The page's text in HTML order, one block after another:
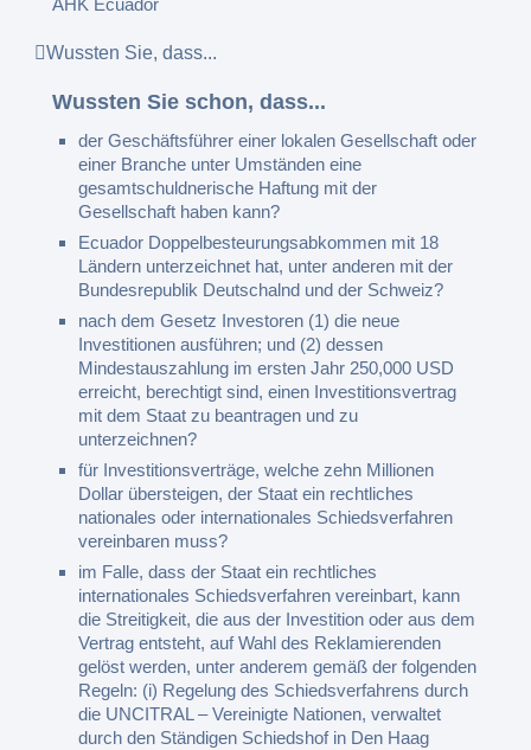
AHK Ecuador
Wussten Sie, dass...
Wussten Sie schon, dass...
der Geschäftsführer einer lokalen Gesellschaft oder
einer Branche unter Umständen eine
gesamtschuldnerische Haftung mit der
Gesellschaft haben kann?
Ecuador Doppelbesteurungsabkommen mit 18
Ländern unterzeichnet hat, unter anderen mit der
Bundesrepublik Deutschalnd und der Schweiz?
nach dem Gesetz Investoren (1) die neue
Investitionen ausführen; und (2) dessen
Mindestauszahlung im ersten Jahr 250,000 USD
erreicht, berechtigt sind, einen Investitionsvertrag
mit dem Staat zu beantragen und zu
unterzeichnen?
für Investitionsverträge, welche zehn Millionen
Dollar übersteigen, der Staat ein rechtliches
nationales oder internationales Schiedsverfahren
vereinbaren muss?
im Falle, dass der Staat ein rechtliches
internationales Schiedsverfahren vereinbart, kann
die Streitigkeit, die aus der Investition oder aus dem
Vertrag entsteht, auf Wahl des Reklamierenden
gelöst werden, unter anderem gemäß der folgenden
Regeln: (i) Regelung des Schiedsverfahrens durch
die UNCITRAL – Vereinigte Nationen, verwaltet
durch den Ständigen Schiedshof in Den Haag